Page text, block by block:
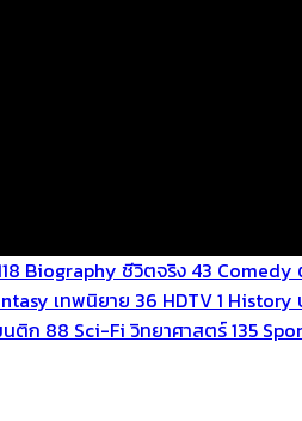
Biography ชีวิตจริง 43 Comedy
เทพนิยาย 36 HDTV1 History
นติก 88 Sci-Fi วิทยาศาสตร์135